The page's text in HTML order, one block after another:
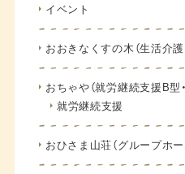
イベント
おおきなくすの木（生活介護
おちゃや（就労継続支援B型
就労継続支援
おひさま山荘（グループホー